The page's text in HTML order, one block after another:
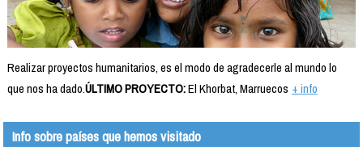
Realizar proyectos humanitarios, es el modo de agradecerle al mundo lo
que nos ha dado.ÚLTIMO PROYECTO:El Khorbat, Marruecos + info
Info sobre países que hemos visitado